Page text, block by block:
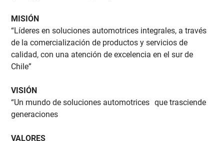
MISIÓN
“Líderes en soluciones automotrices integrales, a través
de la comercialización de productos y servicios de
calidad, con una atención de excelencia en el sur de
Chile”
VISIÓN
“Un mundo de soluciones automotrices que trasciende
generaciones
VALORES